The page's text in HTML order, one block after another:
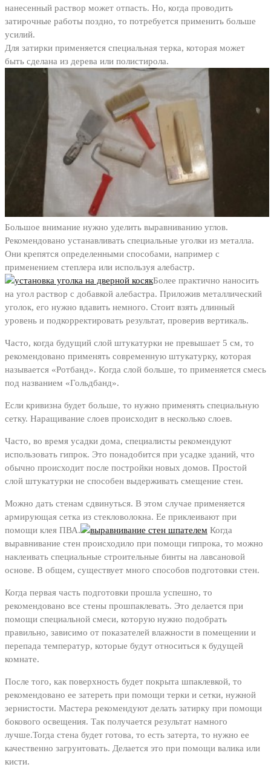
нанесенный раствор может отпасть. Но, когда проводить
затирочные работы поздно, то потребуется применить больше
усилий.
Для затирки применяется специальная терка, которая может
быть сделана из дерева или полистирола.
Большое внимание нужно уделить выравниванию углов.
Рекомендовано устанавливать специальные уголки из металла.
Они крепятся определенными способами, например с
применением степлера или используя алебастр.
Более практично наносить
на угол раствор с добавкой алебастра. Приложив металлический
уголок, его нужно вдавить немного. Стоит взять длинный
уровень и подкорректировать результат, проверив вертикаль.
Часто, когда будущий слой штукатурки не превышает 5 см, то
рекомендовано применять современную штукатурку, которая
называется «Ротбанд». Когда слой больше, то применяется смесь
под названием «Гольдбанд».
Если кривизна будет больше, то нужно применять специальную
сетку. Наращивание слоев происходит в несколько слоев.
Часто, во время усадки дома, специалисты рекомендуют
использовать гипрок. Это понадобится при усадке зданий, что
обычно происходит после постройки новых домов. Простой
слой штукатурки не способен выдерживать смещение стен.
Можно дать стенам сдвинуться. В этом случае применяется
армирующая сетка из стекловолокна. Ее приклеивают при
помощи клея ПВА.
Когда
выравнивание стен происходило при помощи гипрока, то можно
наклеивать специальные строительные бинты на лавсановой
основе. В общем, существует много способов подготовки стен.
Когда первая часть подготовки прошла успешно, то
рекомендовано все стены прошпаклевать. Это делается при
помощи специальной смеси, которую нужно подобрать
правильно, зависимо от показателей влажности в помещении и
перепада температур, которые будут относиться к будущей
комнате.
После того, как поверхность будет покрыта шпаклевкой, то
рекомендовано ее затереть при помощи терки и сетки, нужной
зернистости. Мастера рекомендуют делать затирку при помощи
бокового освещения. Так получается результат намного
лучше.Тогда стена будет готова, то есть затерта, то нужно ее
качественно загрунтовать. Делается это при помощи валика или
кисти.